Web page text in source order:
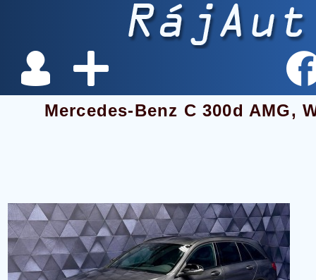
Mercedes-Benz C 300d AMG,